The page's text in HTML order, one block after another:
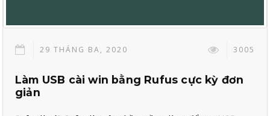
29 THÁNG BA, 2020 3005
Làm USB cài win bằng Rufus cực kỳ đơn
giản